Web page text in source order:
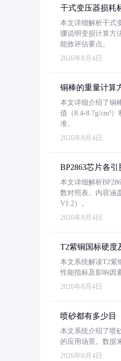
干式变压器损耗
本文详细解析干式
骤说明变损计算方
能效评估要点。
2026年8月4日
铜棒的重量计算
本文详细介绍了铜
值（8.4-8.7g/cm³
准。
2026年8月4日
BP2863芯片各引
本文详细解析
数对照表。内容涵
V1.2）。
2026年8月4日
T2紫铜国标硬度
本文系统解读T2紫
性能指标及影响因
2026年8月4日
喷砂都有多少目
本文系统介绍了喷
的应用场景。数据
2026年8月4日